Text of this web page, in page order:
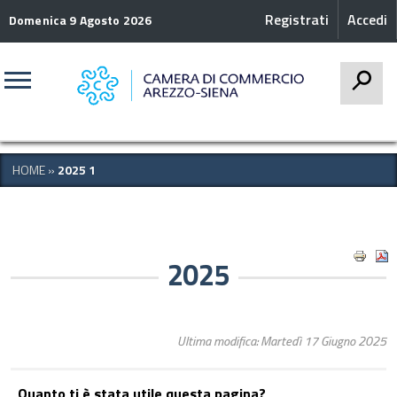
Domenica 9 Agosto 2026 Accedi
Registrati
HOME» 2025 1
2025
Ultima modifica: Martedì 17 Giugno 2025